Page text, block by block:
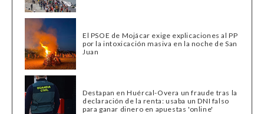
El PSOE de Mojácar exige explicaciones al PP
por la intoxicación masiva en la noche de San
Juan
Destapan en Huércal-Overa un fraude tras la
declaración de la renta: usaba un DNI falso
para ganar dinero en apuestas 'online'